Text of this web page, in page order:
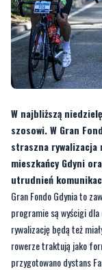
W najbliższą
szosowi. W Gran
mieszkańcy Gdyni
utrudnień
Gran Fondo Gdynia to
programie są wyścigi
rywalizację będą też
rowerze traktują jako
przygotowano dystans
rywalizację i chcą
dystanse: Gran Fondo
Program Gran